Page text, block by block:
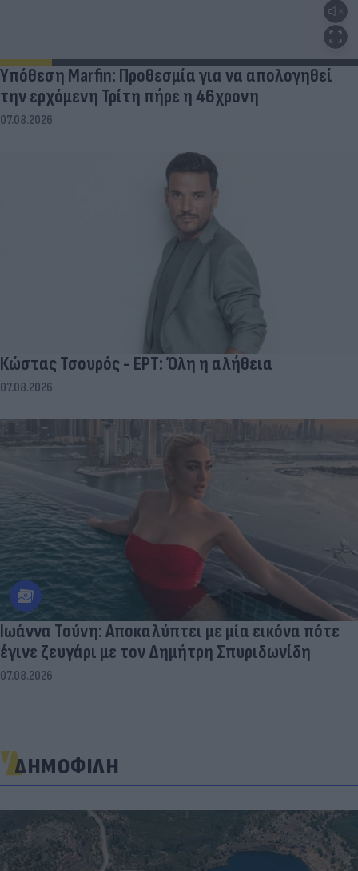
Υπόθεση Marfin: Προθεσμία για να απολογηθεί
την ερχόμενη Τρίτη πήρε η 46χρονη
07.08.2026
Κώστας Τσουρός - ΕΡΤ: Όλη η αλήθεια
07.08.2026
Ιωάννα Τούνη: Αποκαλύπτει με μία εικόνα πότε
έγινε ζευγάρι με τον Δημήτρη Σπυριδωνίδη
07.08.2026
ΔΗΜΟΦΙΛΗ